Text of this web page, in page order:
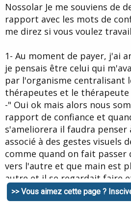
Nossolar Je me souviens de
rapport avec les mots de
me direz si vous voulez
1- Au moment de payer, j'ai
je pensais être celui qui
par l'organisme centralisant
thérapeutes et le thérapeute
-" Oui ok mais alors nous
rapport de confiance et
s'ameliorera il faudra penser
associé à des gestes visuels
comme quand on fait passer
vers l'autre et que main est
autre et il se regardait faire
regardais faire
ahahaha
message et je le trouve
>> Vous aimez cette page ?